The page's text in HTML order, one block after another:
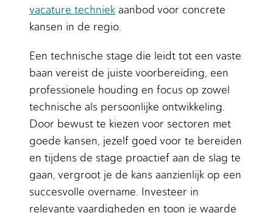
vacature techniek aanbod voor concrete
kansen in de regio.
Een technische stage die leidt tot een vaste
baan vereist de juiste voorbereiding, een
professionele houding en focus op zowel
technische als persoonlijke ontwikkeling.
Door bewust te kiezen voor sectoren met
goede kansen, jezelf goed voor te bereiden
en tijdens de stage proactief aan de slag te
gaan, vergroot je de kans aanzienlijk op een
succesvolle overname. Investeer in
relevante vaardigheden en toon je waarde